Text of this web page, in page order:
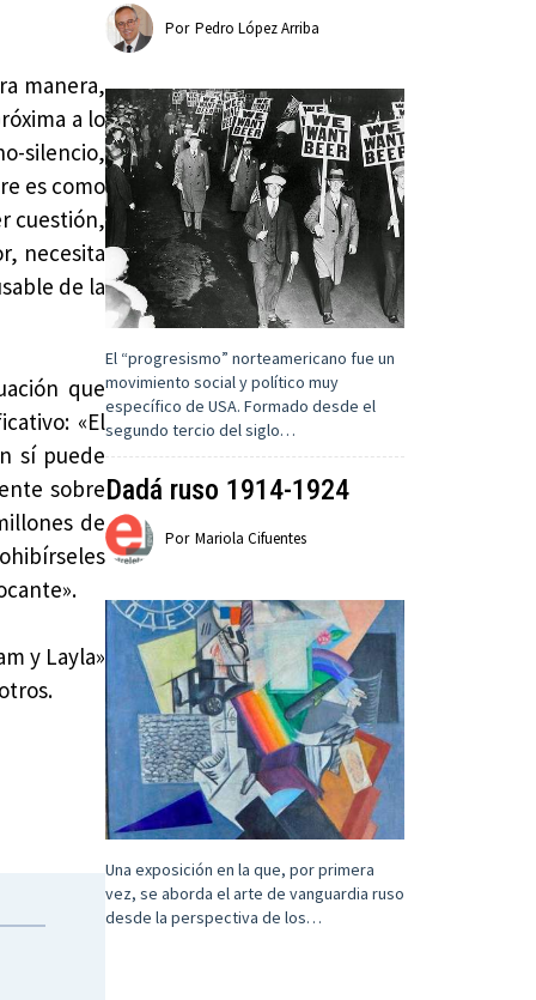
manera,
a lo
silencio,
es como
cuestión,
necesita
de la
que
«El
sí puede
sobre
de
y Layla»
Por Pedro López Arriba
El “progresismo” norteamericano fue un
movimiento social y político muy
específico de USA. Formado desde el
segundo tercio del siglo…
Dadá ruso 1914-1924
Por Mariola Cifuentes
Una exposición en la que, por primera
vez, se aborda el arte de vanguardia ruso
desde la perspectiva de los…